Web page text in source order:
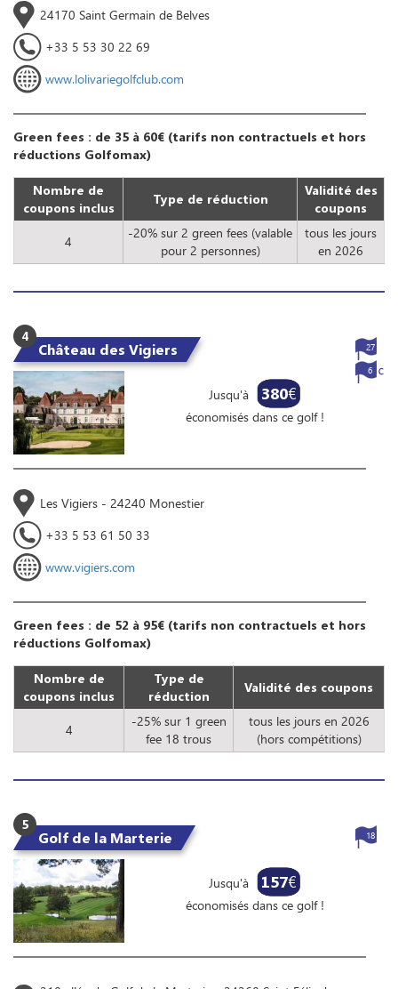
24170 Saint Germain de Belves
+33 5 53 30 22 69
www.lolivariegolfclub.com
Green fees : de 35 à 60€ (tarifs non contractuels et hors
réductions Golfomax)
Nombre de
coupons inclus
Type de réduction
Validité des
coupons
4
-20% sur 2 green fees (valable
pour 2 personnes)
tous les jours
en 2026
4
Château des Vigiers
Jusqu'à 380€
économisés dans ce golf !
27
6
Les Vigiers - 24240 Monestier
+33 5 53 61 50 33
www.vigiers.com
Green fees : de 52 à 95€ (tarifs non contractuels et hors
réductions Golfomax)
Nombre de
coupons inclus
Type de
réduction
Validité des coupons
4
-25% sur 1 green
fee 18 trous
tous les jours en 2026
(hors compétitions)
5
Golf de la Marterie
Jusqu'à 157€
économisés dans ce golf !
18